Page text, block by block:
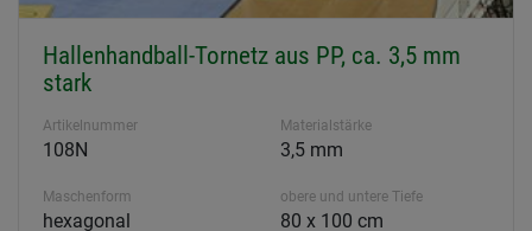
Hallenhandball-Tornetz aus PP, ca. 3,5 mm
stark
Artikelnummer
108N
Materialstärke
3,5 mm
Maschenform
hexagonal
obere und untere Tiefe
80 x 100 cm